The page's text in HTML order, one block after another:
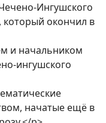
Ингушского
который окончил в
и начальником
ингушского
начатые ещё в